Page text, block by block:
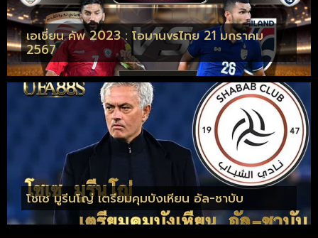
เอเชี่ยน คัพ 2023 : โอมานvsไทย 21 มกราคม
2567
โชเซ มูรีนโญ่ เตรียมคุมบังเหียน อัล-ชาบับ